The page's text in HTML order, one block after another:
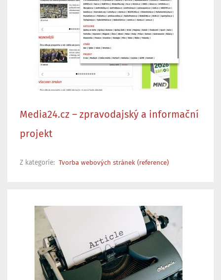
Media24.cz – zpravodajský a informační
projekt
Z kategorie: Tvorba webových stránek (reference)